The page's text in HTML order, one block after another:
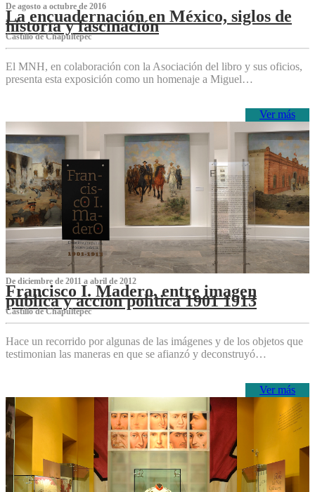
De agosto a octubre de 2016
La encuadernación en México, siglos de
historia y fascinación
Castillo de Chapultepec
El MNH, en colaboración con la Asociación del libro y sus oficios,
presenta esta exposición como un homenaje a Miguel…
Ver más
De diciembre de 2011 a abril de 2012
Francisco I. Madero, entre imagen
pública y acción política 1901 1913
Castillo de Chapultepec
Hace un recorrido por algunas de las imágenes y de los objetos que
testimonian las maneras en que se afianzó y deconstruyó…
Ver más